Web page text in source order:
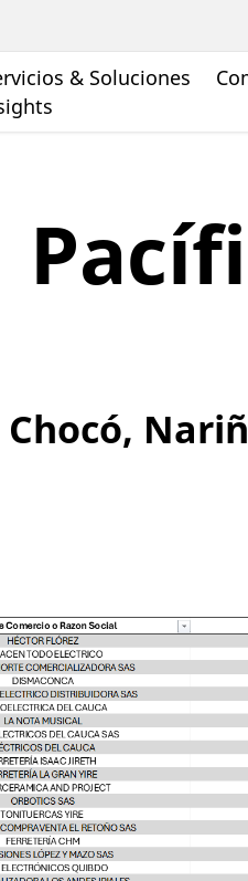
& Soluciones
Chocó,